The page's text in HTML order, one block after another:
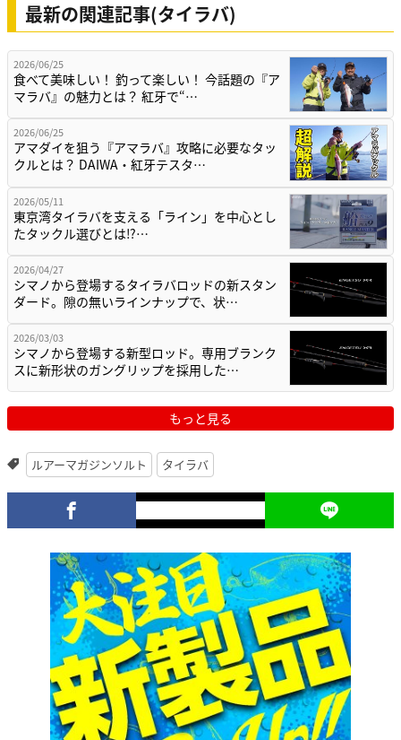
最新の関連記事(タイラバ)
2026/06/25
食べて美味しい！ 釣って楽しい！ 今話題の『ア
マラバ』の魅力とは？ 紅牙で“…
2026/06/25
アマダイを狙う『アマラバ』攻略に必要なタッ
クルとは？ DAIWA・紅牙テスタ…
2026/05/11
東京湾タイラバを支える「ライン」を中心とし
たタックル選びとは⁉…
2026/04/27
シマノから登場するタイラバロッドの新スタン
ダード。隙の無いラインナップで、状…
2026/03/03
シマノから登場する新型ロッド。専用ブランク
スに新形状のガングリップを採用した…
もっと見る
ルアーマガジンソルト タイラバ